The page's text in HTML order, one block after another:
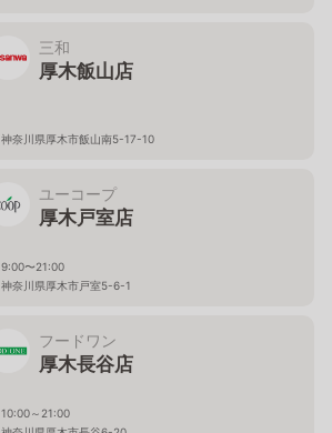
三和
厚木飯山店
神奈川県厚木市飯山南5-17-10
ユーコープ
厚木戸室店
9:00〜21:00
神奈川県厚木市戸室5-6-1
フードワン
厚木長谷店
10:00～21:00